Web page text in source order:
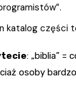
katalog części
: „biblia” =
osoby